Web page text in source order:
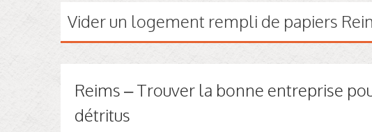
Vider un logement rempli de papiers
Reims – Trouver la bonne entreprise
détritus